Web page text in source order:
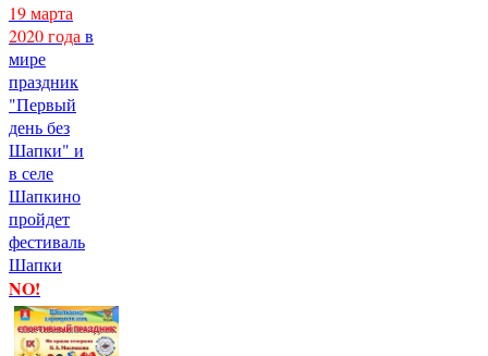
19 марта
2020 годав
мире
праздник
"Первый
день без
Шапки" и
в селе
Шапкино
пройдет
фестиваль
Шапки
NO!